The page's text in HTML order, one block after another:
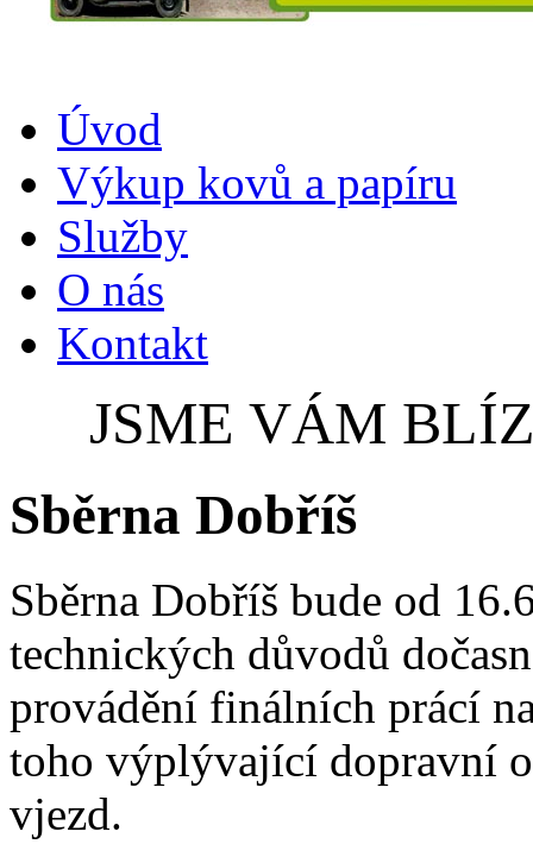
Úvod
Výkup kovů a papíru
Služby
O nás
Kontakt
JSME VÁM
Sběrna Dobříš
Sběrna Dobříš bude od
technických důvodů
provádění finálních prácí
toho výplývající dopravní
vjezd.